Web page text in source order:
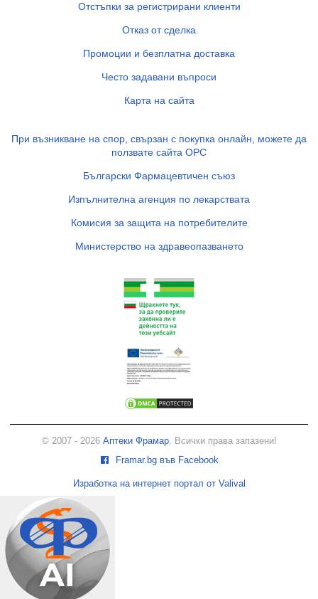
Отстъпки за регистрирани клиенти
Отказ от сделка
Промоции и безплатна доставка
Често задавани въпроси
Карта на сайта
При възникване на спор, свързан с покупка онлайн, можете да
ползвате сайта ОРС
Български Фармацевтичен съюз
Изпълнителна агенция по лекарствата
Комисия за защита на потребителите
Министерство на здравеопазването
© 2007 - 2026 Аптеки Фрамар. Всички права запазени!
Framar.bg във Facebook
Изработка на интернет портал от Valival